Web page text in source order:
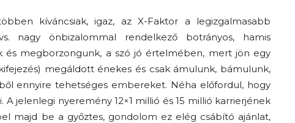
kíváncsiak, igaz, az X-Faktor a legizgalmasabb
nagy önbizalommal rendelkező botrányos, hamis
és megborzongunk, a szó jó értelmében, mert jön egy
megáldott énekes és csak ámulunk, bámulunk,
ennyire tehetséges embereket. Néha előfordul, hogy
jelenlegi nyeremény 12×1 millió és 15 millió karrierjének
majd be a győztes, gondolom ez elég csábító ajánlat,
Amurpodcast